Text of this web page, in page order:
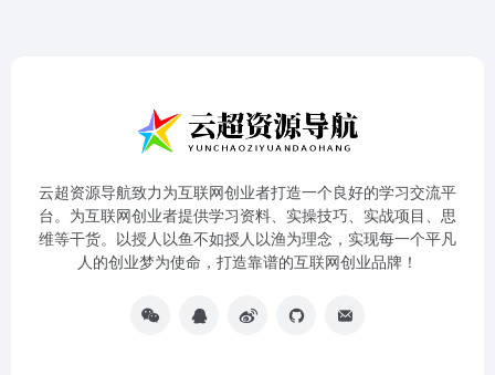
云超资源导航致力为互联网创业者打造一个良好的学习交流平
台。为互联网创业者提供学习资料、实操技巧、实战项目、思
维等干货。以授人以鱼不如授人以渔为理念，实现每一个平凡
人的创业梦为使命，打造靠谱的互联网创业品牌！